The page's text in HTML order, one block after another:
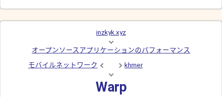
inzkyk.xyz
オープンソースアプリケーションのパフォーマンス
モバイルネットワーク
khmer
Warp